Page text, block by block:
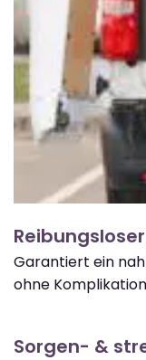
Garantiert ein
ohne
Sorgen- &